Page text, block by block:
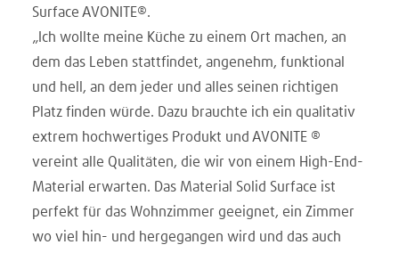
Surface AVONITE®.
„Ich wollte meine Küche zu einem Ort machen, an
dem das Leben stattfindet, angenehm, funktional
und hell, an dem jeder und alles seinen richtigen
Platz finden würde. Dazu brauchte ich ein qualitativ
extrem hochwertiges Produkt und AVONITE ®
vereint alle Qualitäten, die wir von einem High-End-
Material erwarten. Das Material Solid Surface ist
perfekt für das Wohnzimmer geeignet, ein Zimmer
wo viel hin- und hergegangen wird und das auch